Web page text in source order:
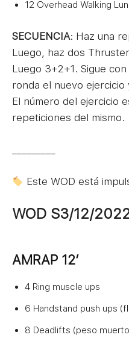
12 Overhead Walking
SECUENCIA: Haz una
Luego, haz dos
Luego 3+2+1. Sigue
ronda el nuevo
El número del ejercicio
repeticiones del mismo.
Este WOD está
WOD S3/12/
AMRAP 12′
4 Ring muscle ups
6 Handstand push ups
8 Deadlifts (peso